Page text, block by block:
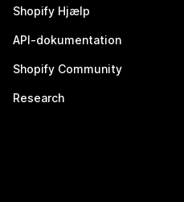
Shopify Hjælp
API-dokumentation
Shopify Community
Research